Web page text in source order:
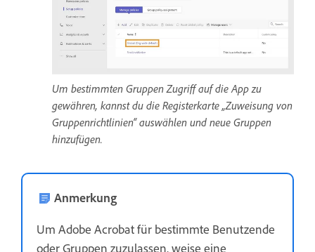
Um bestimmten Gruppen Zugriff auf die App zu
gewähren, kannst du die Registerkarte „Zuweisung von
Gruppenrichtlinien“ auswählen und neue Gruppen
hinzufügen.
Anmerkung
Um Adobe Acrobat für bestimmte Benutzende
oder Gruppen zuzulassen, weise eine